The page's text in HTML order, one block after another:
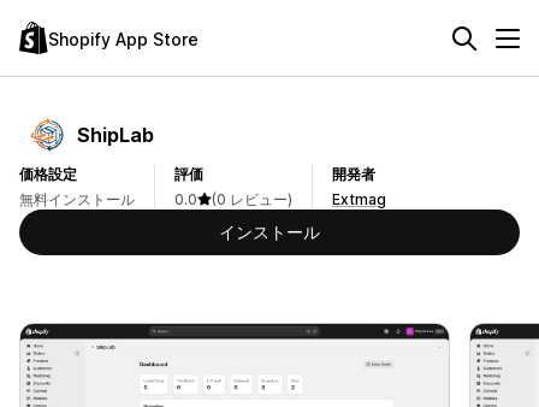
Shopify App Store
ShipLab
価格設定
無料インストール
評価
0.0
(0 レビュー)
開発者
Extmag
インストール